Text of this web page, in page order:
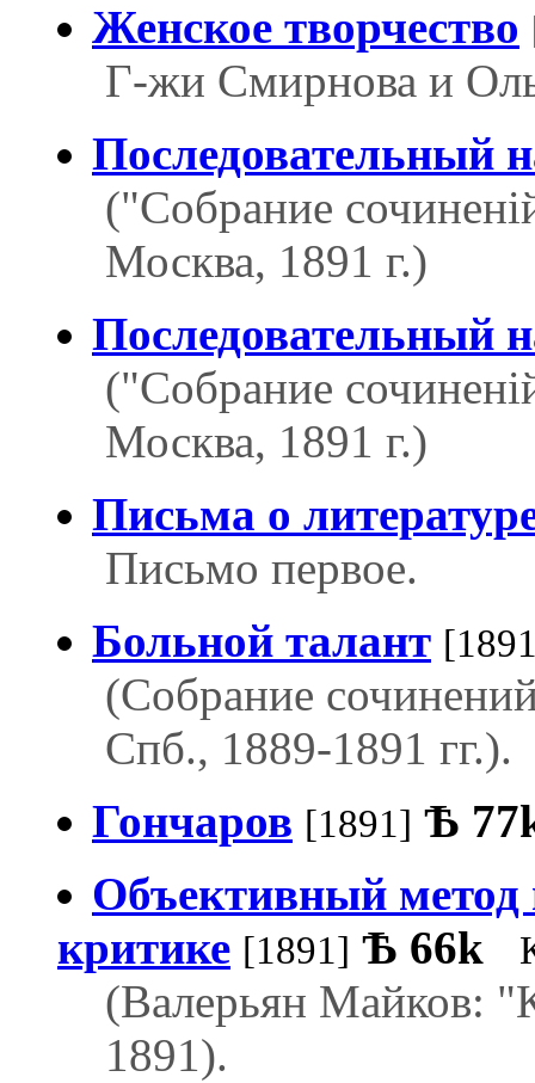
Женское творчество
Г-жи Смирнова и
Последовательный
("Собрание
Москва, 1891 г.)
Последовательный
("Собрание
Москва, 1891 г.)
Письма о
Письмо первое.
Больной талант
(Собрание
Спб., 1889-1891 гг.).
Гончаров [1891] Ѣ
Объективный метод
критике [1891] Ѣ 66k
(Валерьян Майков:
1891).